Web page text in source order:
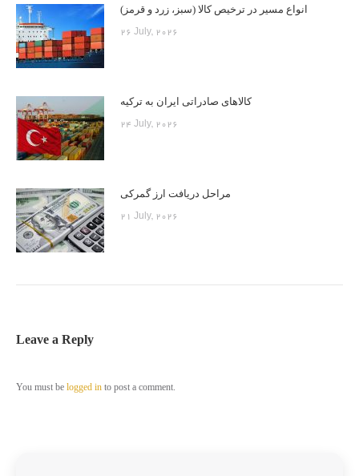
انواع مسیر در ترخیص کالا (سبز، زرد و قرمز)
26 July, 2026
کالاهای صادراتی ایران به ترکیه
24 July, 2026
مراحل دریافت ارز گمرکی
21 July, 2026
Leave a Reply
You must be logged in to post a comment.